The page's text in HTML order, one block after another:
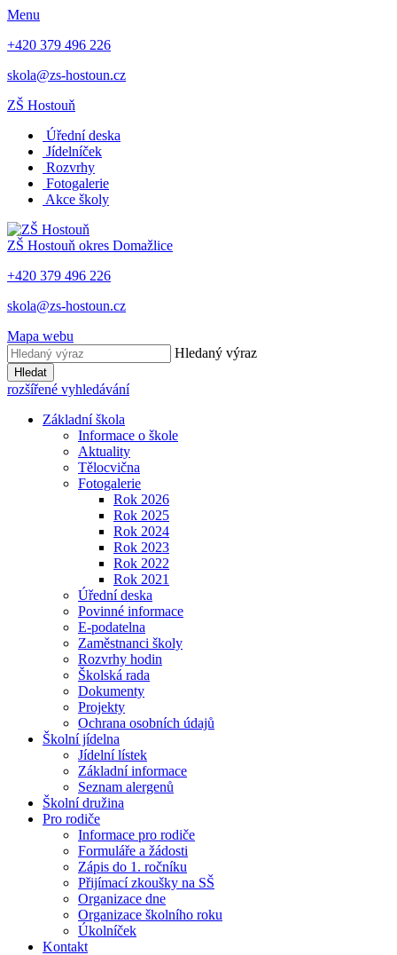
Menu
+420 379 496 226
skola@zs-hostoun.cz
ZŠ Hostouň
Úřední deska
Jídelníček
Rozvrhy
Fotogalerie
Akce školy
ZŠ Hostouň okres Domažlice
+420 379 496 226
skola@zs-hostoun.cz
Mapa webu
Hledaný výraz
Hledat
rozšířené vyhledávání
Základní škola
Informace o škole
Aktuality
Tělocvična
Fotogalerie
Rok 2026
Rok 2025
Rok 2024
Rok 2023
Rok 2022
Rok 2021
Úřední deska
Povinné informace
E-podatelna
Zaměstnanci školy
Rozvrhy hodin
Školská rada
Dokumenty
Projekty
Ochrana osobních údajů
Školní jídelna
Jídelní lístek
Základní informace
Seznam alergenů
Školní družina
Pro rodiče
Informace pro rodiče
Formuláře a žádosti
Zápis do 1. ročníku
Přijímací zkoušky na SŠ
Organizace dne
Organizace školního roku
Úkolníček
Kontakt